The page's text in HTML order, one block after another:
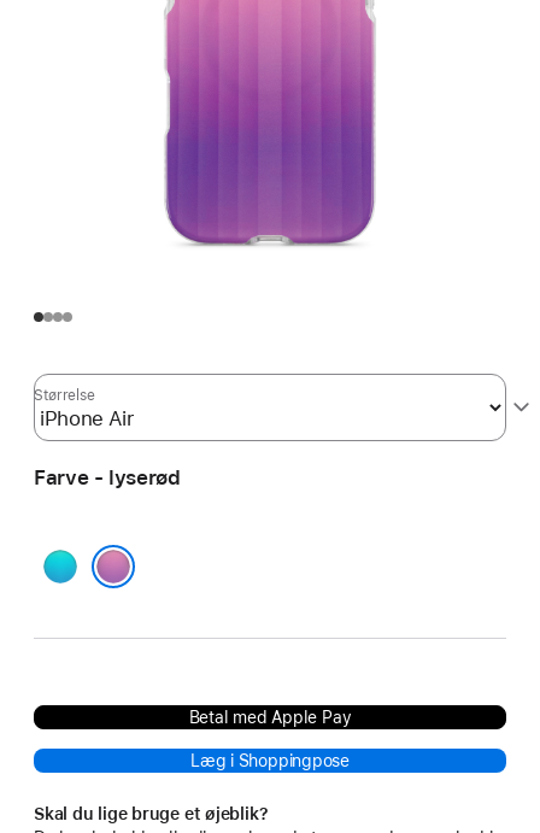
Størrelse
Farve - lyserød
blå
Betal med Apple Pay
Læg i Shoppingpose
Skal du lige bruge et øjeblik?